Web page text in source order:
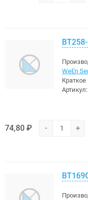
WeEn
Артикул:
74,80 ₽ - +